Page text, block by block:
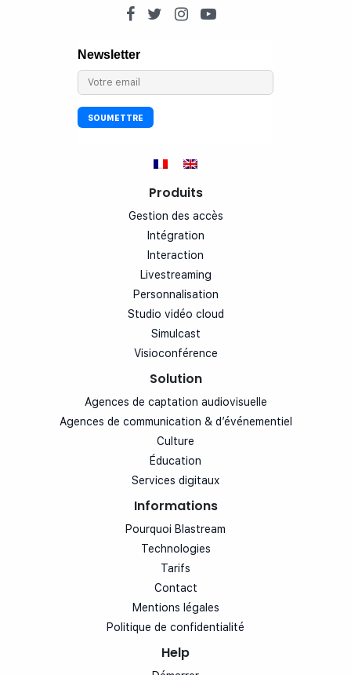
Produits
Gestion des accès
Intégration
Interaction
Livestreaming
Personnalisation
Studio vidéo cloud
Simulcast
Visioconférence
Solution
Agences de captation audiovisuelle
Agences de communication & d’événementiel
Culture
Éducation
Services digitaux
Informations
Pourquoi Blastream
Technologies
Tarifs
Contact
Mentions légales
Politique de confidentialité
Help